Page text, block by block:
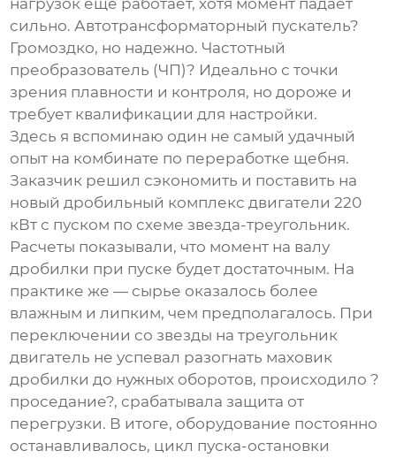
нагрузок еще работает, хотя момент падает
сильно. Автотрансформаторный пускатель?
Громоздко, но надежно. Частотный
преобразователь (ЧП)? Идеально с точки
зрения плавности и контроля, но дороже и
требует квалификации для настройки.
Здесь я вспоминаю один не самый удачный
опыт на комбинате по переработке щебня.
Заказчик решил сэкономить и поставить на
новый дробильный комплекс двигатели 220
кВт с пуском по схеме звезда-треугольник.
Расчеты показывали, что момент на валу
дробилки при пуске будет достаточным. На
практике же — сырье оказалось более
влажным и липким, чем предполагалось. При
переключении со звезды на треугольник
двигатель не успевал разогнать маховик
дробилки до нужных оборотов, происходило ?
проседание?, срабатывала защита от
перегрузки. В итоге, оборудование постоянно
останавливалось, цикл пуска-остановки